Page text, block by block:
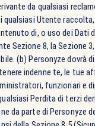
da qualsiasi
qualsiasi Utente
di, o uso dei Dati
Sezione 8, la Sezione
(b) Personyze dovrà
indenne te, le tue
funzionari e
Perdita di terzi
da parte di Personyze